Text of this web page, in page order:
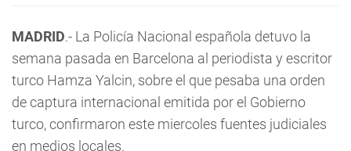
MADRID.- La Policía Nacional española detuvo la
semana pasada en Barcelona al periodista y escritor
turco Hamza Yalcin, sobre el que pesaba una orden
de captura internacional emitida por el Gobierno
turco, confirmaron este miercoles fuentes judiciales
en medios locales.